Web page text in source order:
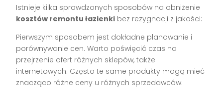
Istnieje kilka sprawdzonych sposobów na obniżenie
kosztów remontu łazienki bez rezygnacji z jakości:
Pierwszym sposobem jest dokładne planowanie i
porównywanie cen. Warto poświęcić czas na
przejrzenie ofert różnych sklepów, także
internetowych. Często te same produkty mogą mieć
znacząco różne ceny u różnych sprzedawców.